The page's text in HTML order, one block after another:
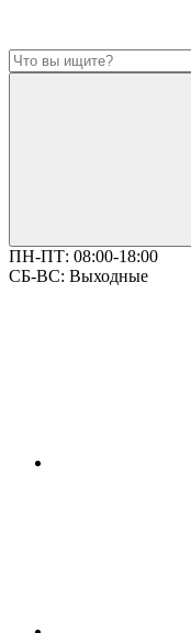
ПН-ПТ: 08:00-18:00
СБ-ВС: Выходные